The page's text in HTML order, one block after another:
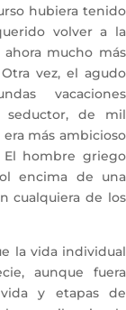
hubiera tenido
volver a la
mucho más
vez, el agudo
vacaciones
de mil
más ambicioso
hombre griego
encima de una
cualquiera de los
la vida individual
aunque fuera
y etapas de